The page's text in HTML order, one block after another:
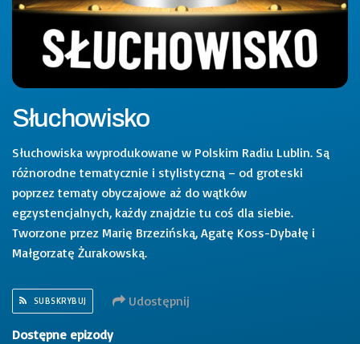
Słuchowisko
Słuchowiska wyprodukowane w Polskim Radiu Lublin. Są
różnorodne tematycznie i stylistyczną – od groteski
poprzez tematy obyczajowe aż do wątków
egzystencjalnych, każdy znajdzie tu coś dla siebie.
Tworzone przez Marię Brzezińską, Agatę Koss-Dybałę i
Małgorzatę Żurakowską.
SUBSKRYBUJ Udostępnij
Dostępne epizody